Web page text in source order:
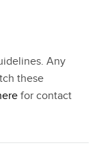
Any
these
for contact